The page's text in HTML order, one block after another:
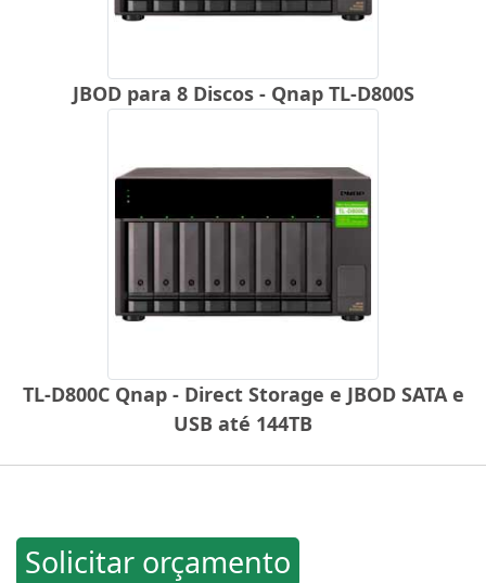
JBOD para 8 Discos - Qnap TL-D800S
TL-D800C Qnap - Direct Storage e JBOD SATA e
USB até 144TB
Solicitar orçamento